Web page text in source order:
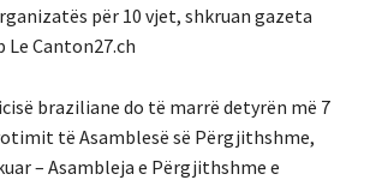
për 10 vjet, shkruan gazeta
Le Canton27.ch
braziliane do të marrë detyrën më 7
të Asamblesë së Përgjithshme,
– Asambleja e Përgjithshme e